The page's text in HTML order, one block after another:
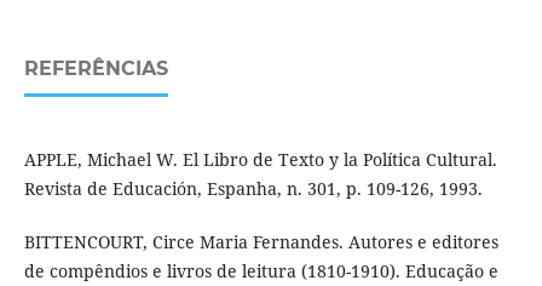
REFERÊNCIAS
APPLE, Michael W. El Libro de Texto y la Política Cultural.
Revista de Educación, Espanha, n. 301, p. 109-126, 1993.
BITTENCOURT, Circe Maria Fernandes. Autores e editores
de compêndios e livros de leitura (1810-1910). Educação e